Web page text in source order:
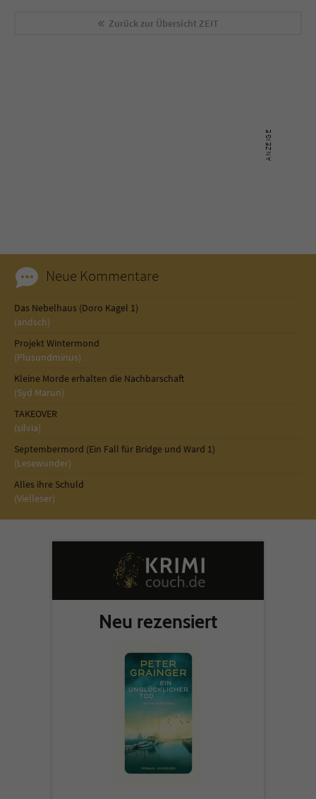
Zurück zur Übersicht ZEIT
Neue Kommentare
Das Nebelhaus (Doro Kagel 1)
(andsch)
Projekt Wintermond
(Plusundminus)
Kleine Morde erhalten die Nachbarschaft
(Syd Marun)
TAKEOVER
(silvia)
Septembermord (Ein Fall für Bridge und Ward 1)
(Lesewunder)
Alles ihre Schuld
(Vielleser)
Neu rezensiert